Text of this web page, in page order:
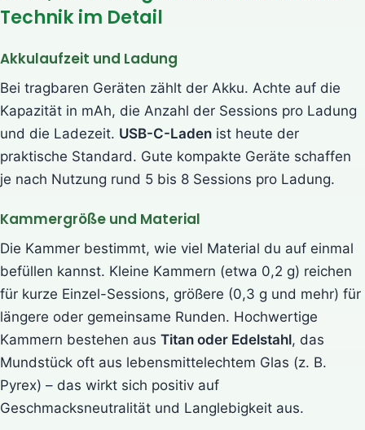
Technik im Detail
Akkulaufzeit und Ladung
Bei tragbaren Geräten zählt der Akku. Achte auf die
Kapazität in mAh, die Anzahl der Sessions pro Ladung
und die Ladezeit. USB-C-Laden ist heute der
praktische Standard. Gute kompakte Geräte schaffen
je nach Nutzung rund 5 bis 8 Sessions pro Ladung.
Kammergröße und Material
Die Kammer bestimmt, wie viel Material du auf einmal
befüllen kannst. Kleine Kammern (etwa 0,2 g) reichen
für kurze Einzel-Sessions, größere (0,3 g und mehr) für
längere oder gemeinsame Runden. Hochwertige
Kammern bestehen aus Titan oder Edelstahl, das
Mundstück oft aus lebensmittelechtem Glas (z. B.
Pyrex) – das wirkt sich positiv auf
Geschmacksneutralität und Langlebigkeit aus.